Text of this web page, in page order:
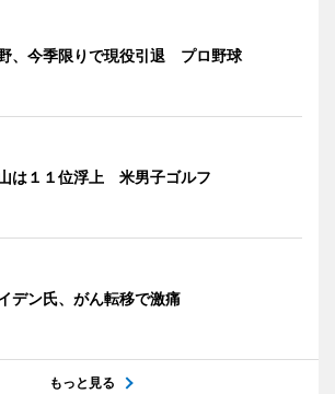
、今季限りで現役引退 プロ野球
は１１位浮上 米男子ゴルフ
デン氏、がん転移で激痛
もっと見る